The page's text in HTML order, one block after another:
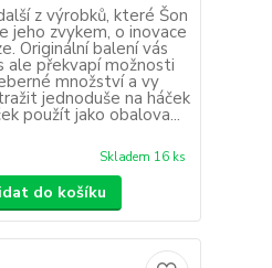
z výrobků, které Šon
jeho zvykem, o inovace
Originální balení vás
ale překvapí možnosti
množství a vy
jednoduše na háček
použít jako obalova...
Skladem 16 ks
do košíku